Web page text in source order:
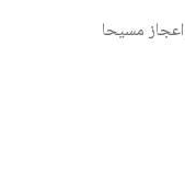
اعجاز مسیحا